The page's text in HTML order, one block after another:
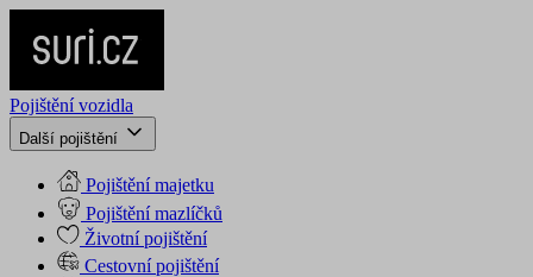
Pojištění vozidla
Další pojištění
Pojištění majetku
Pojištění mazlíčků
Životní pojištění
Cestovní pojištění